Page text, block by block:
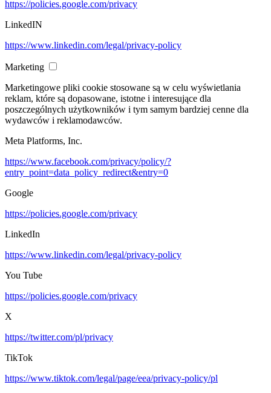
https://policies.google.com/privacy
LinkedIN
https://www.linkedin.com/legal/privacy-policy
Marketing
Marketingowe pliki cookie stosowane są w celu wyświetlania
reklam, które są dopasowane, istotne i interesujące dla
poszczególnych użytkowników i tym samym bardziej cenne dla
wydawców i reklamodawców.
Meta Platforms, Inc.
https://www.facebook.com/privacy/policy/?
entry_point=data_policy_redirect&entry=0
Google
https://policies.google.com/privacy
LinkedIn
https://www.linkedin.com/legal/privacy-policy
You Tube
https://policies.google.com/privacy
X
https://twitter.com/pl/privacy
TikTok
https://www.tiktok.com/legal/page/eea/privacy-policy/pl